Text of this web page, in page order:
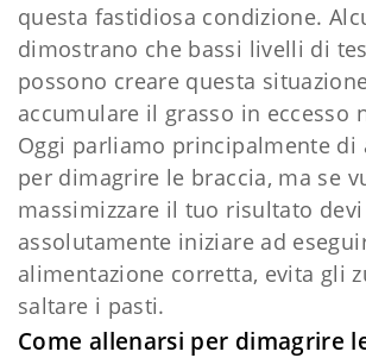
questa fastidiosa condizione.
dimostrano che bassi livelli di
possono creare questa
accumulare il grasso in eccesso
Oggi parliamo principalmente di
per dimagrire le braccia, ma se
massimizzare il tuo risultato devi
assolutamente iniziare ad
alimentazione corretta, evita gli
saltare i pasti.
Come allenarsi per dimagrire